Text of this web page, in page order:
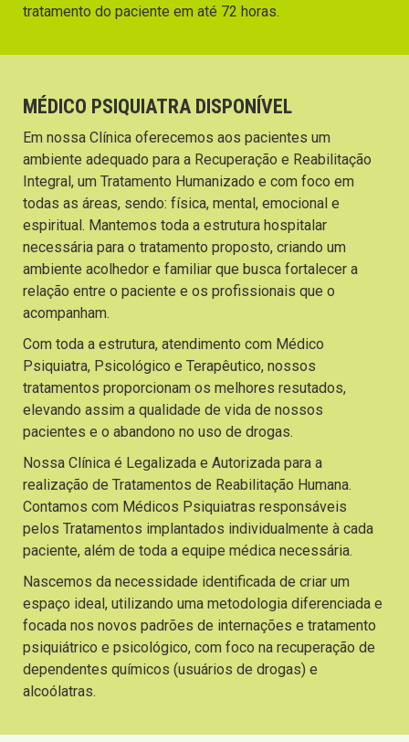
tratamento do paciente em até 72 horas.
MÉDICO PSIQUIATRA DISPONÍVEL
Em nossa Clínica oferecemos aos pacientes um
ambiente adequado para a Recuperação e Reabilitação
Integral, um Tratamento Humanizado e com foco em
todas as áreas, sendo: física, mental, emocional e
espiritual. Mantemos toda a estrutura hospitalar
necessária para o tratamento proposto, criando um
ambiente acolhedor e familiar que busca fortalecer a
relação entre o paciente e os profissionais que o
acompanham.
Com toda a estrutura, atendimento com Médico
Psiquiatra, Psicológico e Terapêutico, nossos
tratamentos proporcionam os melhores resutados,
elevando assim a qualidade de vida de nossos
pacientes e o abandono no uso de drogas.
Nossa Clínica é Legalizada e Autorizada para a
realização de Tratamentos de Reabilitação Humana.
Contamos com Médicos Psiquiatras responsáveis
pelos Tratamentos implantados individualmente à cada
paciente, além de toda a equipe médica necessária.
Nascemos da necessidade identificada de criar um
espaço ideal, utilizando uma metodologia diferenciada e
focada nos novos padrões de internações e tratamento
psiquiátrico e psicológico, com foco na recuperação de
dependentes químicos (usuários de drogas) e
alcoólatras.